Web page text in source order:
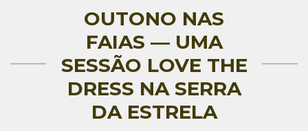
OUTONO NAS
FAIAS — UMA
SESSÃO LOVE THE
DRESS NA SERRA
DA ESTRELA